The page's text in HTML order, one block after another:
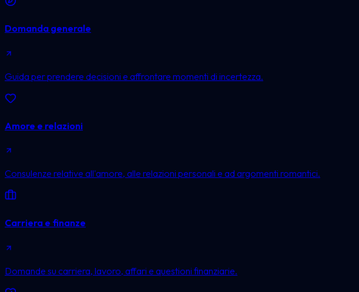
Domanda generale
Guida per prendere decisioni e affrontare momenti di incertezza.
Amore e relazioni
Consulenze relative all'amore, alle relazioni personali e ad argomenti romantici.
Carriera e finanze
Domande su carriera, lavoro, affari e questioni finanziarie.